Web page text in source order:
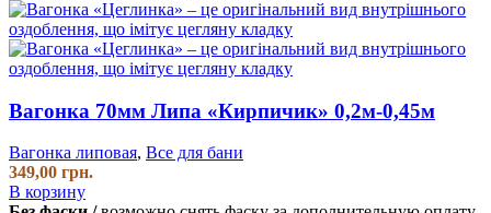
Вагонка 70мм Липа «Кирпичик» 0,2м-0,45м
Вагонка липовая, Все для бани
349,00 грн.
В корзину